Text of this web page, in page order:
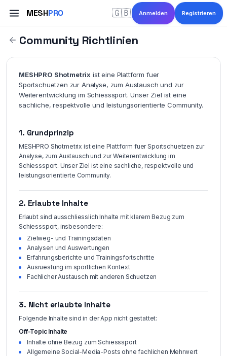
MESHPRO 🇬🇧 Anmelden Registrieren
Community Richtlinien
MESHPRO Shotmetrix ist eine Plattform fuer
Sportschuetzen zur Analyse, zum Austausch und zur
Weiterentwicklung im Schiesssport. Unser Ziel ist eine
sachliche, respektvolle und leistungsorientierte Community.
1. Grundprinzip
MESHPRO Shotmetrix ist eine Plattform fuer Sportschuetzen zur
Analyse, zum Austausch und zur Weiterentwicklung im
Schiesssport. Unser Ziel ist eine sachliche, respektvolle und
leistungsorientierte Community.
2. Erlaubte Inhalte
Erlaubt sind ausschliesslich Inhalte mit klarem Bezug zum
Schiesssport, insbesondere:
Zielweg- und Trainingsdaten
Analysen und Auswertungen
Erfahrungsberichte und Trainingsfortschritte
Ausruestung im sportlichen Kontext
Fachlicher Austausch mit anderen Schuetzen
3. Nicht erlaubte Inhalte
Folgende Inhalte sind in der App nicht gestattet:
Off-Topic Inhalte
Inhalte ohne Bezug zum Schiesssport
Allgemeine Social-Media-Posts ohne fachlichen Mehrwert